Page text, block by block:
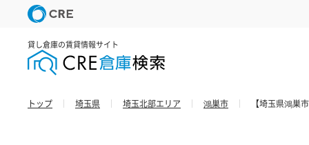
貸し倉庫の賃貸情報サイト
トップ 埼玉県 埼玉北部エリア 鴻巣市 【埼玉県鴻巣